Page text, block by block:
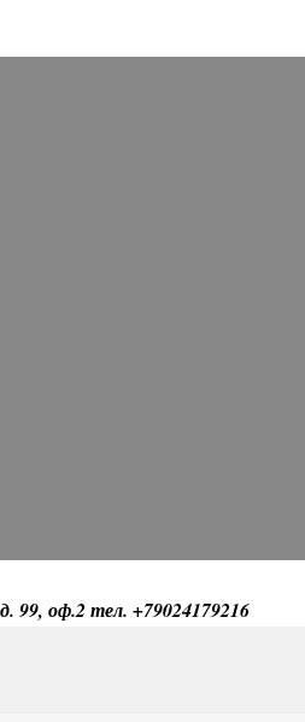
99, оф.2 тел. +79024179216